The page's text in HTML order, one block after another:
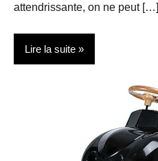
attendrissante, on ne peut […]
Lire la suite